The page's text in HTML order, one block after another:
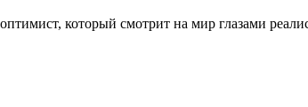
который смотрит на мир глазами